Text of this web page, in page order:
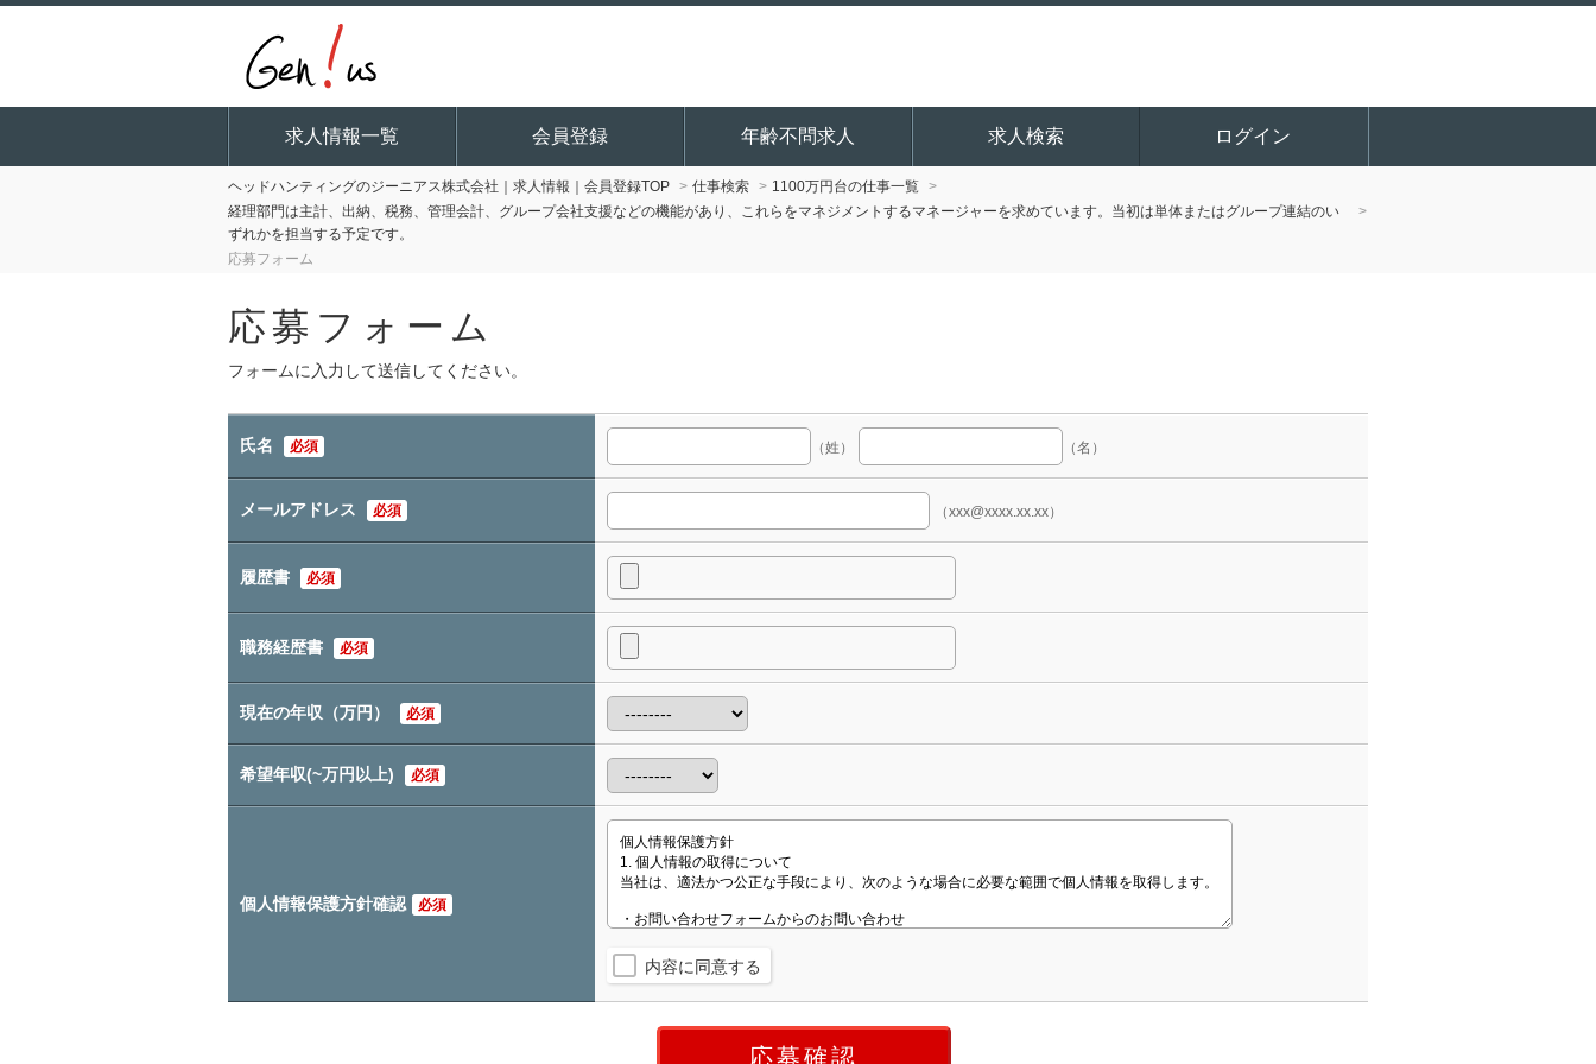
求人情報一覧 会員登録 年齢不問求人 求人検索 ログイン
ヘッドハンティングのジーニアス株式会社｜求人情報｜会員登録TOP 仕事検索
1100万円台の仕事一覧
経理部門は主計、出納、税務、管理会計、グループ会社支援などの機能があり、これらをマネジメントするマネージャーを求めています。当初は単体またはグループ連結のい
ずれかを担当する予定です。
応募フォーム
応募フォーム
フォームに入力して送信してください。
氏名 必須 （姓） （名）
メールアドレス 必須 （xxx@xxxx.xx.xx）
履歴書 必須
職務経歴書 必須
現在の年収（万円） 必須
希望年収(~万円以上) 必須
個人情報保護方針確認 必須
内容に同意する